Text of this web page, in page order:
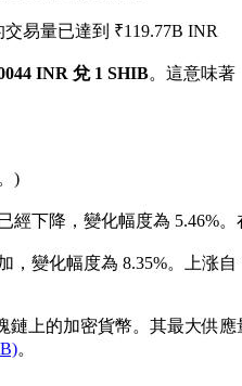
易量已達到 ₹119.77B INR
INR 兌 1 SHIB。這意味著
)
下降，變化幅度為 5.46%。
變化幅度為 8.35%。上涨自
上的加密貨幣。其最大供
。